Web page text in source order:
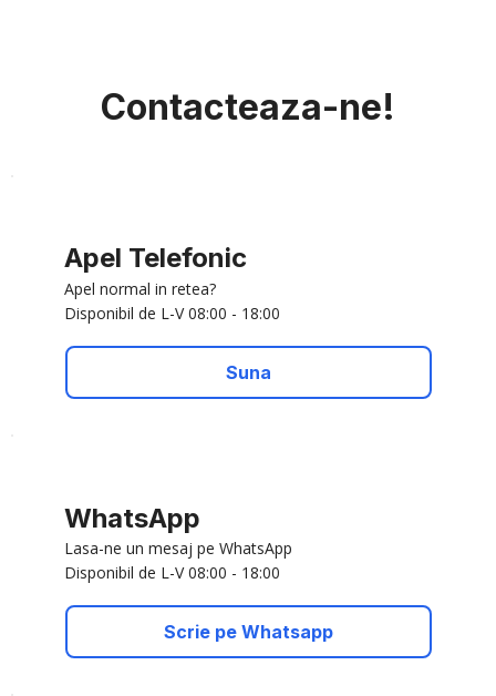
Contacteaza-ne!
Apel Telefonic
Apel normal in retea?
Disponibil de L-V 08:00 - 18:00
Suna
WhatsApp
Lasa-ne un mesaj pe WhatsApp
Disponibil de L-V 08:00 - 18:00
Scrie pe Whatsapp